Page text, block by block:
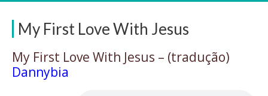
My First Love With Jesus
My First Love With Jesus – (tradução)
Dannybia